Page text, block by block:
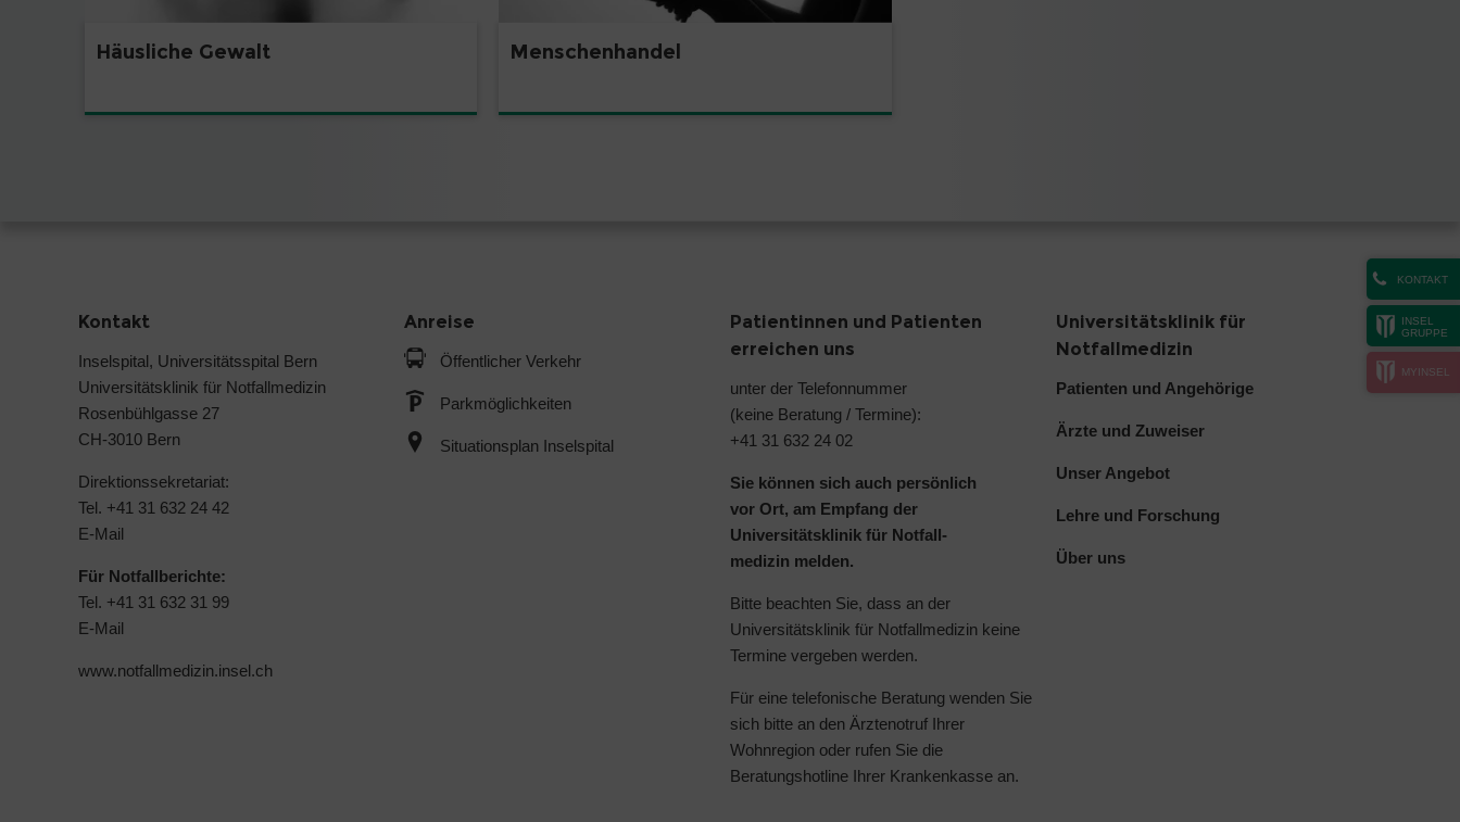
KONTAKT
INSEL
GRUPPE
MYINSEL
Häusliche Gewalt Menschenhandel
Kontakt
Inselspital, Universitätsspital Bern
Universitätsklinik für Notfallmedizin
Rosenbühlgasse 27
CH-3010 Bern
Direktionssekretariat:
Tel. +41 31 632 24 42
E-Mail
Für Notfallberichte:
Tel. +41 31 632 31 99
E-Mail
www.notfallmedizin.insel.ch
Anreise
Öffentlicher Verkehr
Parkmöglichkeiten
Situationsplan Inselspital
Patientinnen und Patienten
erreichen uns
unter der Telefonnummer
(keine Beratung / Termine):
+41 31 632 24 02
Sie können sich auch persönlich
vor Ort, am Empfang der
Universitätsklinik für Notfall-
medizin melden.
Bitte beachten Sie, dass an der
Universitätsklinik für Notfallmedizin keine
Termine vergeben werden.
Für eine telefonische Beratung wenden Sie
sich bitte an den Ärztenotruf Ihrer
Wohnregion oder rufen Sie die
Beratungshotline Ihrer Krankenkasse an.
Universitätsklinik für
Notfallmedizin
Patienten und Angehörige
Ärzte und Zuweiser
Unser Angebot
Lehre und Forschung
Über uns